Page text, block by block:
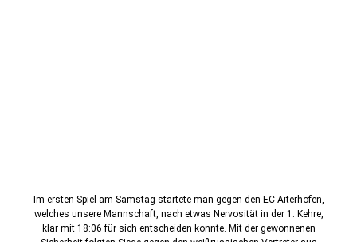
Im ersten Spiel am Samstag startete man gegen den EC Aiterhofen,
welches unsere Mannschaft, nach etwas Nervosität in der 1. Kehre,
klar mit 18:06 für sich entscheiden konnte. Mit der gewonnenen